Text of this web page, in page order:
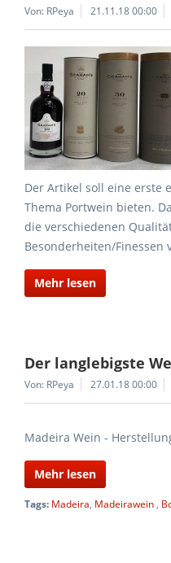
Von: RPeya 21.11.18 00:00
Der Artikel soll eine erste
Thema Portwein bieten.
die verschiedenen
Besonderheiten/Finessen
Mehr lesen
Der langlebigste
Von: RPeya 27.01.18 00:00
Madeira Wein -
Mehr lesen
Tags: Madeira, Madeirawein ,